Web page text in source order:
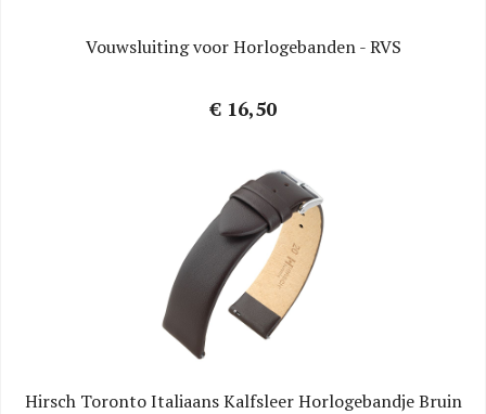
Vouwsluiting voor Horlogebanden - RVS
€ 16,50
Hirsch Toronto Italiaans Kalfsleer Horlogebandje Bruin